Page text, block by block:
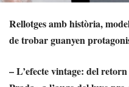
Rellotges amb història,
de trobar guanyen
– L’efecte vintage: del